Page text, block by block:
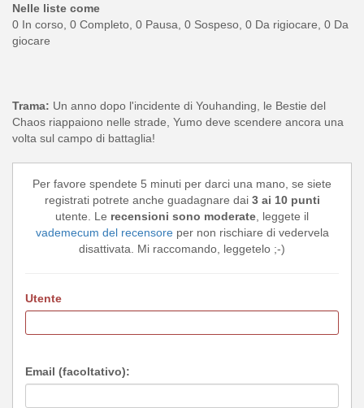
Nelle liste come
0 In corso, 0 Completo, 0 Pausa, 0 Sospeso, 0 Da rigiocare, 0 Da
giocare
Trama: Un anno dopo l'incidente di Youhanding, le Bestie del
Chaos riappaiono nelle strade, Yumo deve scendere ancora una
volta sul campo di battaglia!
Per favore spendete 5 minuti per darci una mano, se siete
registrati potrete anche guadagnare dai 3 ai 10 punti
utente. Le recensioni sono moderate, leggete il
vademecum del recensoreper non rischiare di vedervela
disattivata. Mi raccomando, leggetelo ;-)
Utente
Email (facoltativo):